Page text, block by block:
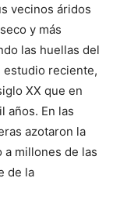
vecinos áridos
y más
las huellas del
estudio reciente,
XX que en
años. En las
azotaron la
a millones de las
de la